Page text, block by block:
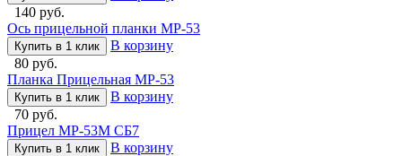
140 руб.
Ось прицельной планки МР-53
Купить в 1 клик
В корзину
80 руб.
Планка Прицельная МР-53
Купить в 1 клик
В корзину
70 руб.
Прицел МР-53М СБ7
Купить в 1 клик
В корзину